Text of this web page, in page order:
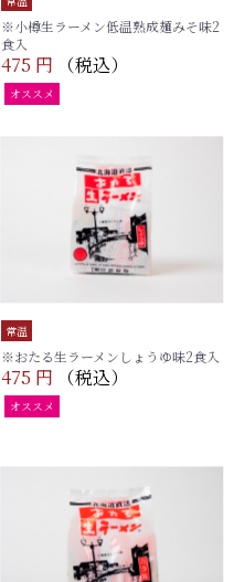
※小樽生ラーメン低温熟成麺みそ味2
食入
475 円 （税込）
オススメ
常温
※おたる生ラーメンしょうゆ味2食入
475 円 （税込）
オススメ